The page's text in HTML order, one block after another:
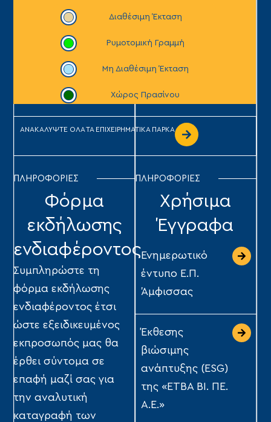
ΑΝΑΚΑΛΥΨΤΕ ΟΛΑ ΤΑ ΕΠΙΧΕΙΡΗΜΑΤΙΚΑ ΠΑΡΚΑ
ΠΛΗΡΟΦΟΡΙΕΣ
Φόρμα
εκδήλωσης
ενδιαφέροντος
Συμπληρώστε τη
φόρμα εκδήλωσης
ενδιαφέροντος έτσι
ώστε εξειδικευμένος
εκπροσωπός μας θα
έρθει σύντομα σε
επαφή μαζί σας για
την αναλυτική
καταγραφή των
ΠΛΗΡΟΦΟΡΙΕΣ
Χρήσιμα
Έγγραφα
Ενημερωτικό
έντυπο Ε.Π.
Άμφισσας
Έκθεσης
βιώσιμης
ανάπτυξης (ESG)
της «ΕΤΒΑ ΒΙ. ΠΕ.
Α.Ε.»